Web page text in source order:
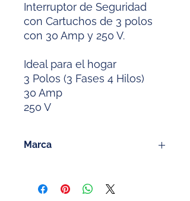
Interruptor de Seguridad
con Cartuchos de 3 polos
con 30 Amp y 250 V.
Ideal para el hogar
3 Polos (3 Fases 4 Hilos)
30 Amp
250 V
Marca